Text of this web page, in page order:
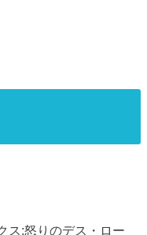
ス:怒りのデス・ロー